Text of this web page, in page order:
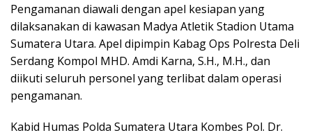
Pengamanan diawali dengan apel kesiapan yang
dilaksanakan di kawasan Madya Atletik Stadion Utama
Sumatera Utara. Apel dipimpin Kabag Ops Polresta Deli
Serdang Kompol MHD. Amdi Karna, S.H., M.H., dan
diikuti seluruh personel yang terlibat dalam operasi
pengamanan.
Kabid Humas Polda Sumatera Utara Kombes Pol. Dr.